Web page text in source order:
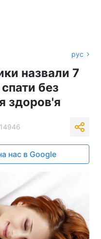
рус
назвали 7
без
здоров'я
14946
нас в Google